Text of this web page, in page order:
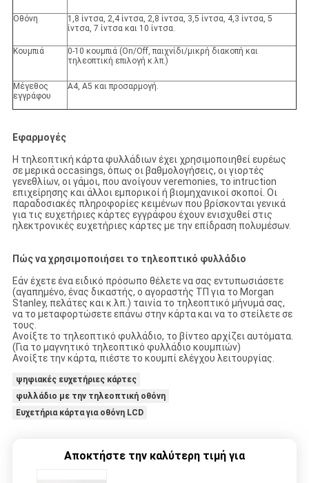
Οθόνη
1,8 ίντσα, 2,4 ίντσα, 2,8 ίντσα, 3,5 ίντσα, 4,3 ίντσα, 5
ίντσα, 7 ίντσα και 10 ίντσα.
Κουμπιά
0-10 κουμπιά (On/Off, παιχνίδι/μικρή διακοπή και
τηλεοπτική επιλογή κ.λπ.)
Μέγεθος
εγγράφου
A4, A5 και προσαρμογή.
Εφαρμογές
Η τηλεοπτική κάρτα φυλλάδιων έχει χρησιμοποιηθεί ευρέως
σε μερικά occasings, όπως οι βαθμολογήσεις, οι γιορτές
γενεθλίων, οι γάμοι, που ανοίγουν veremonies, το intruction
επιχείρησης και άλλοι εμπορικοί ή βιομηχανικοί σκοποί. Οι
παραδοσιακές πληροφορίες κειμένων που βρίσκονται γενικά
για τις ευχετήριες κάρτες εγγράφου έχουν ενισχυθεί στις
ηλεκτρονικές ευχετήριες κάρτες με την επίδραση πολυμέσων.
Πώς να χρησιμοποιήσει το τηλεοπτικό φυλλάδιο
Εάν έχετε ένα ειδικό πρόσωπο θέλετε να σας εντυπωσιάσετε
(αγαπημένο, ένας δικαστής, ο αγοραστής ΤΠ για το Morgan
Stanley, πελάτες και κ.λπ.) ταινία το τηλεοπτικό μήνυμά σας,
να το μεταφορτώσετε επάνω στην κάρτα και να το στείλετε σε
τους.
Ανοίξτε το τηλεοπτικό φυλλάδιο, το βίντεο αρχίζει αυτόματα.
(Για το μαγνητικό τηλεοπτικό φυλλάδιο κουμπιών)
Ανοίξτε την κάρτα, πιέστε το κουμπί ελέγχου λειτουργίας.
ψηφιακές ευχετήριες κάρτες
φυλλάδιο με την τηλεοπτική οθόνη
Ευχετήρια κάρτα για οθόνη LCD
Αποκτήστε την καλύτερη τιμή για